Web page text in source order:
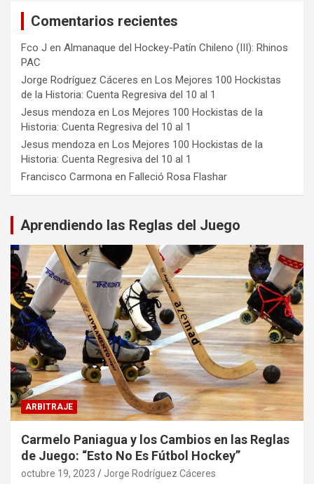
Comentarios recientes
Fco J en Almanaque del Hockey-Patín Chileno (III): Rhinos
PAC
Jorge Rodríguez Cáceres en Los Mejores 100 Hockistas
de la Historia: Cuenta Regresiva del 10 al 1
Jesus mendoza en Los Mejores 100 Hockistas de la
Historia: Cuenta Regresiva del 10 al 1
Jesus mendoza en Los Mejores 100 Hockistas de la
Historia: Cuenta Regresiva del 10 al 1
Francisco Carmona en Falleció Rosa Flashar
Aprendiendo las Reglas del Juego
ARBITRAJE
Carmelo Paniagua y los Cambios en las Reglas
de Juego: “Esto No Es Fútbol Hockey”
octubre 19, 2023 Jorge Rodríguez Cáceres